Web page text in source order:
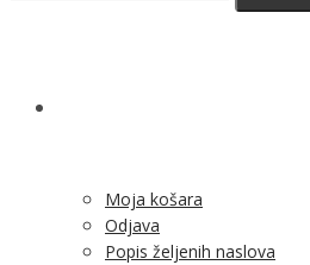
Moja košara
Odjava
Popis željenih naslova